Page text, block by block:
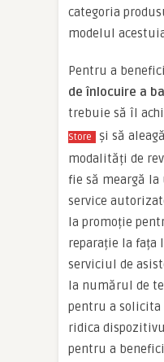
categoria
modelul
Pentru a
de înlocuire a
trebuie să îl
Store
și să
modalități de
fie să meargă
service
la promoție
reparație la fața
serviciul de
la numărul de
pentru a solicita
ridica
pentru a